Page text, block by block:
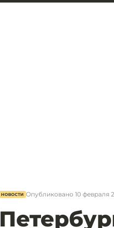
НОВОСТИ Опубликовано 10 февраля